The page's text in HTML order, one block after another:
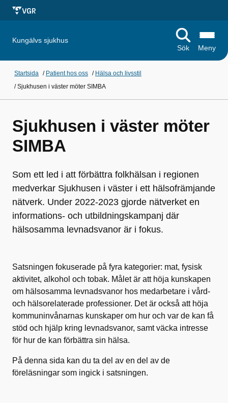
Kungälvs sjukhus
Sök
Meny
Startsida / Patient hos oss / Hälsa och livsstil
/Sjukhusen i väster möter SIMBA
Sjukhusen i väster möter
SIMBA
Som ett led i att förbättra folkhälsan i regionen
medverkar Sjukhusen i väster i ett hälsofrämjande
nätverk. Under 2022-2023 gjorde nätverket en
informations- och utbildningskampanj där
hälsosamma levnadsvanor är i fokus.
Satsningen fokuserade på fyra kategorier: mat, fysisk
aktivitet, alkohol och tobak. Målet är att höja kunskapen
om hälsosamma levnadsvanor hos medarbetare i vård-
och hälsorelaterade professioner. Det är också att höja
kommuninvånarnas kunskaper om hur och var de kan få
stöd och hjälp kring levnadsvanor, samt väcka intresse
för hur de kan förbättra sin hälsa.
På denna sida kan du ta del av en del av de
föreläsningar som ingick i satsningen.